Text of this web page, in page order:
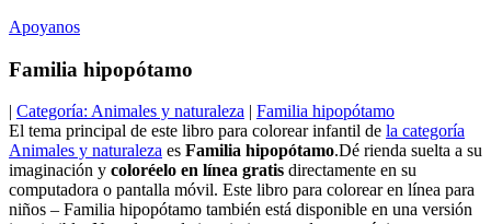
Apoyanos
Familia hipopótamo
| Categoría: Animales y naturaleza | Familia hipopótamo
El tema principal de este libro para colorear infantil de la categoría
Animales y naturaleza es Familia hipopótamo.Dé rienda suelta a su
imaginación y coloréelo en línea gratis directamente en su
computadora o pantalla móvil. Este libro para colorear en línea para
niños – Familia hipopótamo también está disponible en una versión